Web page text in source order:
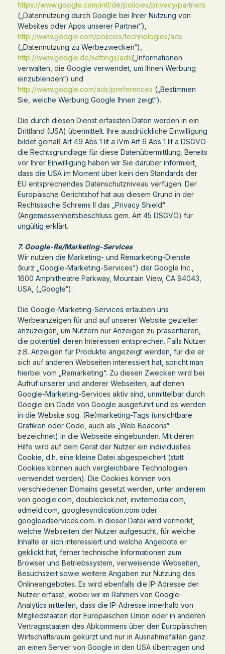
https://www.google.com/intl/de/policies/privacy/partners
(„Datennutzung durch Google bei Ihrer Nutzung von
Websites oder Apps unserer Partner“),
http://www.google.com/policies/technologies/ads
(„Datennutzung zu Werbezwecken“),
http://www.google.de/settings/ads(„Informationen
verwalten, die Google verwendet, um Ihnen Werbung
einzublenden“) und
http://www.google.com/ads/preferences („Bestimmen
Sie, welche Werbung Google Ihnen zeigt“).
Die durch diesen Dienst erfassten Daten werden in ein
Drittland (USA) übermittelt. Ihre ausdrückliche Einwilligung
bildet gemäß Art 49 Abs 1 lit a iVm Art 6 Abs 1 lit a DSGVO
die Rechtsgrundlage für diese Datenübermittlung. Bereits
vor Ihrer Einwilligung haben wir Sie darüber informiert,
dass die USA im Moment über kein den Standards der
EU entsprechendes Datenschutzniveau verfügen. Der
Europäische Gerichtshof hat aus diesem Grund in der
Rechtssache Schrems II das „Privacy Shield“
(Angemessenheitsbeschluss gem. Art 45 DSGVO) für
ungültig erklärt.
7. Google-Re/Marketing-Services
Wir nutzen die Marketing- und Remarketing-Dienste
(kurz „Google-Marketing-Services”) der Google Inc.,
1600 Amphitheatre Parkway, Mountain View, CA 94043,
USA, („Google“).
Die Google-Marketing-Services erlauben uns
Werbeanzeigen für und auf unserer Website gezielter
anzuzeigen, um Nutzern nur Anzeigen zu präsentieren,
die potentiell deren Interessen entsprechen. Falls Nutzer
z.B. Anzeigen für Produkte angezeigt werden, für die er
sich auf anderen Webseiten interessiert hat, spricht man
hierbei vom „Remarketing“. Zu diesen Zwecken wird bei
Aufruf unserer und anderer Webseiten, auf denen
Google-Marketing-Services aktiv sind, unmittelbar durch
Google ein Code von Google ausgeführt und es werden
in die Website sog. (Re)marketing-Tags (unsichtbare
Grafiken oder Code, auch als „Web Beacons“
bezeichnet) in die Webseite eingebunden. Mit deren
Hilfe wird auf dem Gerät der Nutzer ein individuelles
Cookie, d.h. eine kleine Datei abgespeichert (statt
Cookies können auch vergleichbare Technologien
verwendet werden). Die Cookies können von
verschiedenen Domains gesetzt werden, unter anderem
von google.com, doubleclick.net, invitemedia.com,
admeld.com, googlesyndication.com oder
googleadservices.com. In dieser Datei wird vermerkt,
welche Webseiten der Nutzer aufgesucht, für welche
Inhalte er sich interessiert und welche Angebote er
geklickt hat, ferner technische Informationen zum
Browser und Betriebssystem, verweisende Webseiten,
Besuchszeit sowie weitere Angaben zur Nutzung des
Onlineangebotes. Es wird ebenfalls die IP-Adresse der
Nutzer erfasst, wobei wir im Rahmen von Google-
Analytics mitteilen, dass die IP-Adresse innerhalb von
Mitgliedstaaten der Europäischen Union oder in anderen
Vertragsstaaten des Abkommens über den Europäischen
Wirtschaftsraum gekürzt und nur in Ausnahmefällen ganz
an einen Server von Google in den USA übertragen und